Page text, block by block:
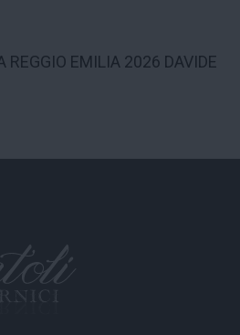
REGGIO EMILIA 2026 DAVIDE